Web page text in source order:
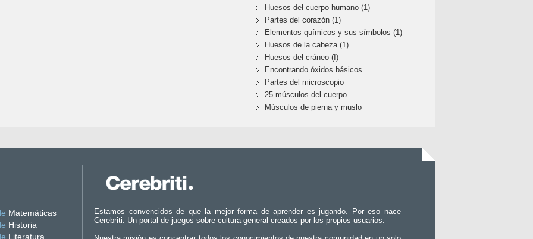
Huesos del cuerpo humano (1)
Partes del corazón (1)
Elementos químicos y sus símbolos (1)
Huesos de la cabeza (1)
Huesos del cráneo (I)
Encontrando óxidos básicos.
Partes del microscopio
25 músculos del cuerpo
Músculos de pierna y muslo
Matemáticas
Historia
Literatura
Estamos convencidos de que la mejor forma de aprender es jugando. Por eso nace
Cerebriti. Un portal de juegos sobre cultura general creados por los propios usuarios.